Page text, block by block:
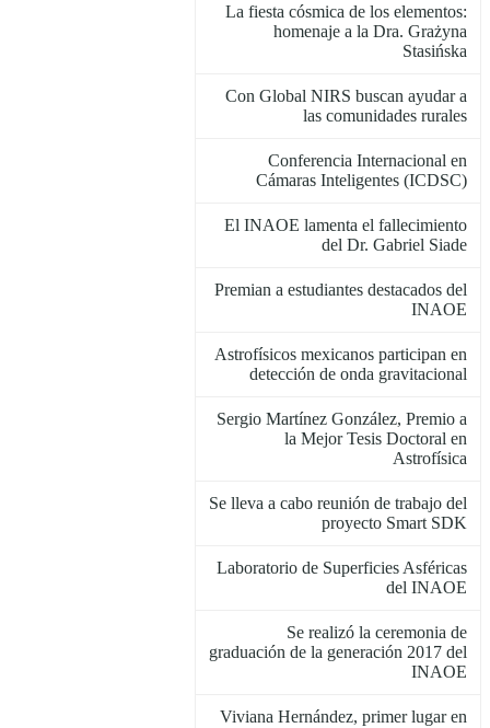
La fiesta cósmica de los elementos:
homenaje a la Dra. Grażyna
Stasińska
Con Global NIRS buscan ayudar a
las comunidades rurales
Conferencia Internacional en
Cámaras Inteligentes (ICDSC)
El INAOE lamenta el fallecimiento
del Dr. Gabriel Siade
Premian a estudiantes destacados del
INAOE
Astrofísicos mexicanos participan en
detección de onda gravitacional
Sergio Martínez González, Premio a
la Mejor Tesis Doctoral en
Astrofísica
Se lleva a cabo reunión de trabajo del
proyecto Smart SDK
Laboratorio de Superficies Asféricas
del INAOE
Se realizó la ceremonia de
graduación de la generación 2017 del
INAOE
Viviana Hernández, primer lugar en